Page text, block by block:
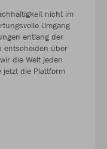
nicht im
Umgang
entlang der
entscheiden über
die Welt jeden
jetzt die Plattform